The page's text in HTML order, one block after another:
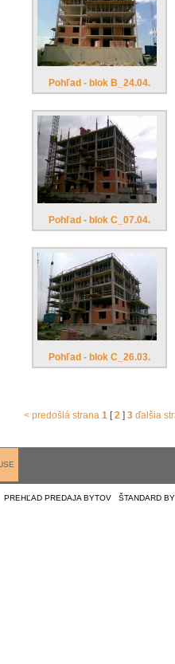
Pohľad - blok B_24.04.
Pohľad - blok C_07.04.
Pohľad - blok C_26.03.
< predošlá strana 1 [2 ] 3 ďalšia
PREHĽAD PREDAJA BYTOV
ŠTANDARD